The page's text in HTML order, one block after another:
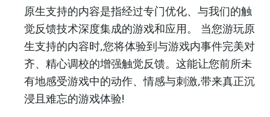
原生支持的内容是指经过专门优化、与我们的触
觉反馈技术深度集成的游戏和应用。
当您游玩原
生支持的内容时,您将体验到与游戏内事件完美对
齐、精心调校的增强触觉反馈。这能让您前所未
有地感受游戏中的动作、情感与刺激,带来真正沉
浸且难忘的游戏体验!